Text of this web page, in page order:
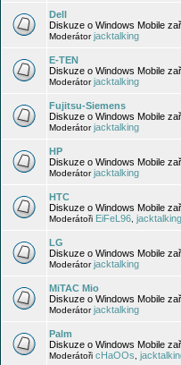
Dell
Diskuze o Windows Mobile
Moderátorjacktalking
E-TEN
Diskuze o Windows Mobile
Moderátorjacktalking
Fujitsu-Siemens
Diskuze o Windows Mobile
Moderátorjacktalking
HP
Diskuze o Windows Mobile
Moderátorjacktalking
HTC
Diskuze o Windows Mobile
Moderátoři EiFeL96 jacktalking
LG
Diskuze o Windows Mobile
Moderátorjacktalking
MiTAC Mio
Diskuze o Windows Mobile
Moderátorjacktalking
Palm
Diskuze o Windows Mobile
Moderátoři cHaOOs